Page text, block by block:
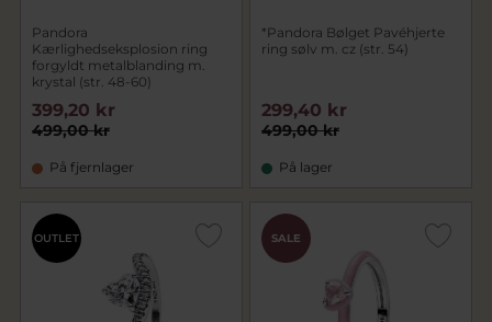
Pandora
Kærlighedseksplosion ring
forgyldt metalblanding m.
krystal (str. 48-60)
499,00 kr
399,20 kr
På fjernlager
*Pandora Bølget Pavéhjerte
ring sølv m. cz (str. 54)
499,00 kr
299,40 kr
På lager
OUTLET SALE